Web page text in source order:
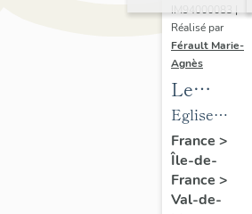
IM94000083 |
Réalisé par
Férault Marie-
Agnès
Le
mobilier
de
l'église
paroissiale
Eglise
paroissiale
Saint-
Gervais,
France >
Île-de-
France >
Val-de-